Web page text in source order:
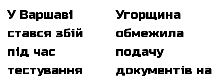
У Варшаві
стався збій
під час
тестування
Угорщина
обмежила
подачу
документів на